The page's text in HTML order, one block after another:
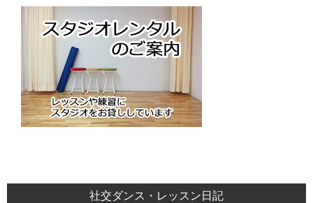
社交ダンス・レッスン日記